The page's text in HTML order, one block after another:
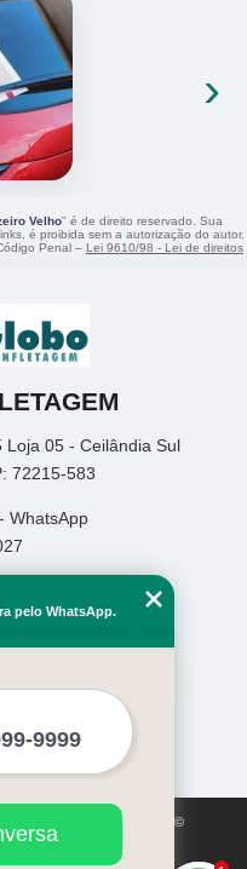
›
Velho" é de direito reservado. Sua
é proibida sem a autorização do autor.
Penal – Lei 9610/98 - Lei de direitos
Loja 05 - Ceilândia Sul
72215-583
WhatsApp
direitos autorais. Copyright©
pelo WhatsApp.